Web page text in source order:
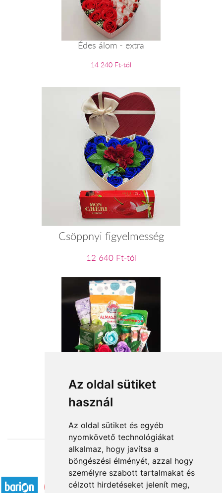
Az oldal sütiket
használ
Az oldal sütiket és egyéb
nyomkövető technológiákat
alkalmaz, hogy javítsa a
böngészési élményét, azzal hogy
személyre szabott tartalmakat és
célzott hirdetéseket jelenít meg,
Édes álom - extra
14 240 Ft-tól
Csöppnyi figyelmesség
12 640 Ft-tól
VEGA ajándék csomag
14 000 Ft-tól
Elfogadott fizetési módok